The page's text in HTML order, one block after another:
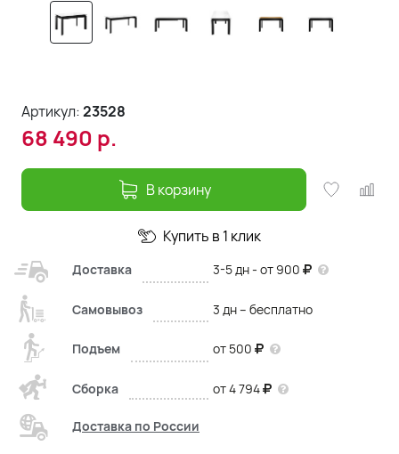
Артикул:23528
68 490 р.
В корзину
Купить в 1 клик
Доставка 3-5 дн - от 900
Самовывоз 3 дн – бесплатно
Подъем от 500
Сборка от 4 794
Доставка по России